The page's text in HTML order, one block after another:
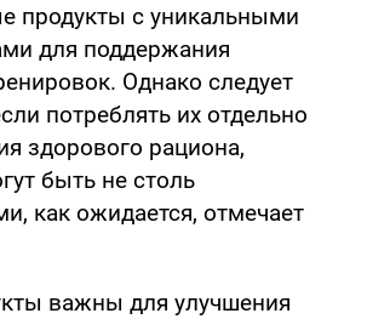
продукты с уникальными
для поддержания
Однако следует
потреблять их отдельно
здорового рациона,
быть не столь
как ожидается, отмечает
важны для улучшения